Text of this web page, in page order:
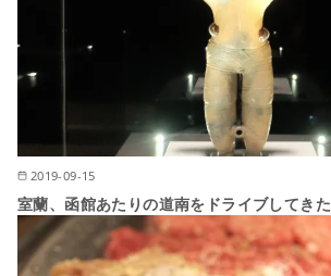
2019-09-15
室蘭、函館あたりの道南をドライブしてきた